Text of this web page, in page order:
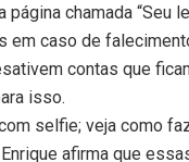
chamada “Seu
em caso de
contas que
isso.
selfie; veja como
afirma que